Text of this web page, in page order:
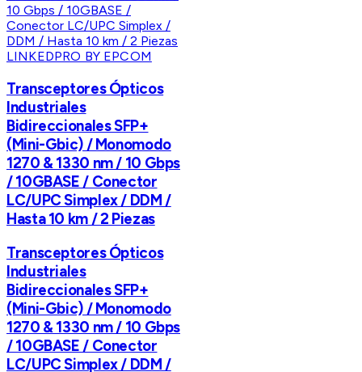
LINKEDPRO BY EPCOM
Transceptores Ópticos
Industriales
Bidireccionales SFP+
(Mini-Gbic) / Monomodo
1270 & 1330 nm / 10 Gbps
/ 10GBASE / Conector
LC/UPC Simplex / DDM /
Hasta 10 km / 2 Piezas
Transceptores Ópticos
Industriales
Bidireccionales SFP+
(Mini-Gbic) / Monomodo
1270 & 1330 nm / 10 Gbps
/ 10GBASE / Conector
LC/UPC Simplex / DDM /